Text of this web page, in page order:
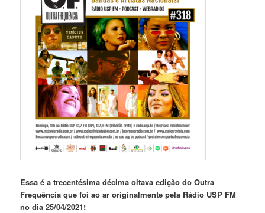
Essa é a trecentésima décima oitava edição do Outra
Frequência que foi ao ar originalmente pela Rádio USP FM
no dia 25/04/2021!